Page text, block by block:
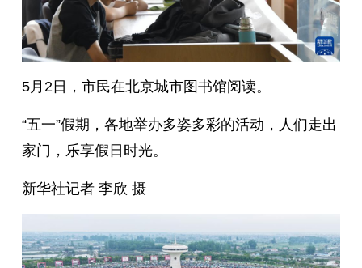
5月2日，市民在北京城市图书馆阅读。
“五一”假期，各地举办多姿多彩的活动，人们走出
家门，乐享假日时光。
新华社记者 李欣 摄